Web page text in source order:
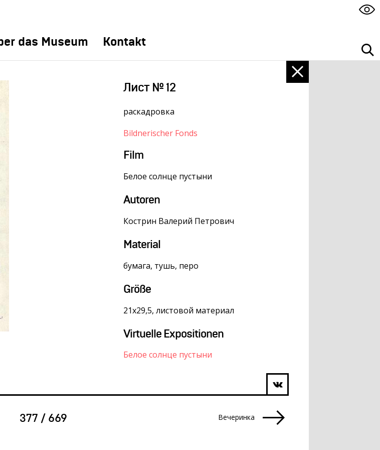
das Museum Kontakt
Лист № 12
раскадровка
Bildnerischer Fonds
Film
Белое солнце пустыни
Autoren
Кострин Валерий Петрович
Material
бумага, тушь, перо
Größe
21х29,5, листовой материал
Virtuelle Expositionen
Белое солнце пустыни
377 / 669 Вечеринка